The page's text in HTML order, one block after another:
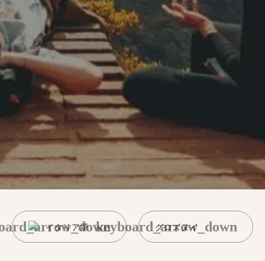
イタリア語 グロズヌイ
keyboard_arrow_down